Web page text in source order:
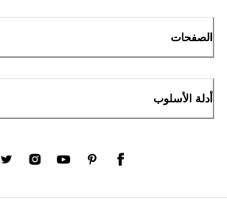
الصفحات
أدلة الأسلوب